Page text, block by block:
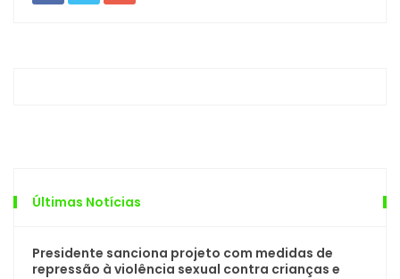
Últimas Notícias
Presidente sanciona projeto com medidas de
repressão à violência sexual contra crianças e